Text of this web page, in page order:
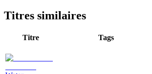
Titres similaires
Titre Tags